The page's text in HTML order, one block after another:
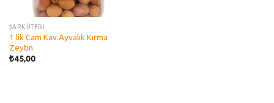
ŞARKÜTERİ
1 lik Cam Kav.Ayvalık Kırma
Zeytin
₺45,00